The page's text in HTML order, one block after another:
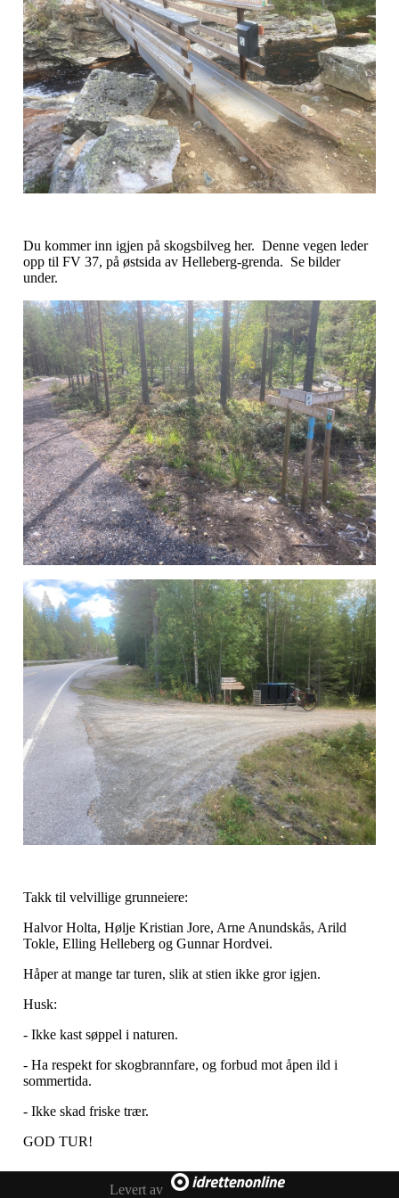
Du kommer inn igjen på skogsbilveg her. Denne vegen leder
opp til FV 37, på østsida av Helleberg-grenda. Se bilder
under.
Takk til velvillige grunneiere:
Halvor Holta, Hølje Kristian Jore, Arne Anundskås, Arild
Tokle, Elling Helleberg og Gunnar Hordvei.
Håper at mange tar turen, slik at stien ikke gror igjen.
Husk:
- Ikke kast søppel i naturen.
- Ha respekt for skogbrannfare, og forbud mot åpen ild i
sommertida.
- Ikke skad friske trær.
GOD TUR!
Levert av